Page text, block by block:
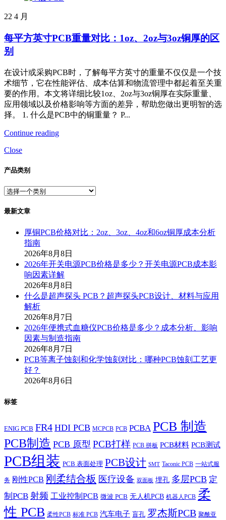
22 4 月
每平方英寸PCB重量对比：1oz、2oz与3oz铜厚的区
别
在设计或采购PCB时，了解每平方英寸的重量不仅仅是一个技
术细节，它在性能评估、成本估算和物流管理中都起着至关重
要的作用。本文将详细比较1oz、2oz与3oz铜厚在实际重量、
应用领域以及价格影响等方面的差异，帮助您做出更明智的选
择。 1. 什么是PCB中的铜重量？ P...
Continue reading
Close
产品类别
最新文章
厚铜PCB价格对比：2oz、3oz、4oz和6oz铜厚成本分析
指南
2026年8月8日
2026年开关电源PCB价格是多少？开关电源PCB成本影
响因素详解
2026年8月8日
什么是超声探头 PCB？超声探头PCB设计、材料与应用
解析
2026年8月7日
2026年便携式血糖仪PCB价格是多少？成本分析、影响
因素与制造指南
2026年8月7日
PCB等离子蚀刻和化学蚀刻对比：哪种PCB蚀刻工艺更
好？
2026年8月6日
标签
ENIG PCB FR4 HDI PCB MCPCB PCB PCBA PCB 制造
PCB制造 PCB 原型 PCB打样 PCB 拼板 PCB材料 PCB测试
PCB组装 PCB 表面处理 PCB设计 SMT Taconic PCB 一站式服
务 刚性PCB 刚柔结合板 医疗设备 双面板 埋孔 多层PCB 定
制PCB 射频 工业控制PCB 微波 PCB 无人机PCB 机器人PCB 柔
性 PCB 柔性PCB 标准 PCB 汽车电子 盲孔 罗杰斯PCB 聚酰亚